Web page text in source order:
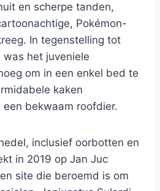
en scherpe tanden,
Pokémon-
In tegenstelling tot
het juveniele
om in een enkel bed te
kaken
bekwaam roofdier.
inclusief oorbotten en
in 2019 op Jan Juc
site die beroemd is om